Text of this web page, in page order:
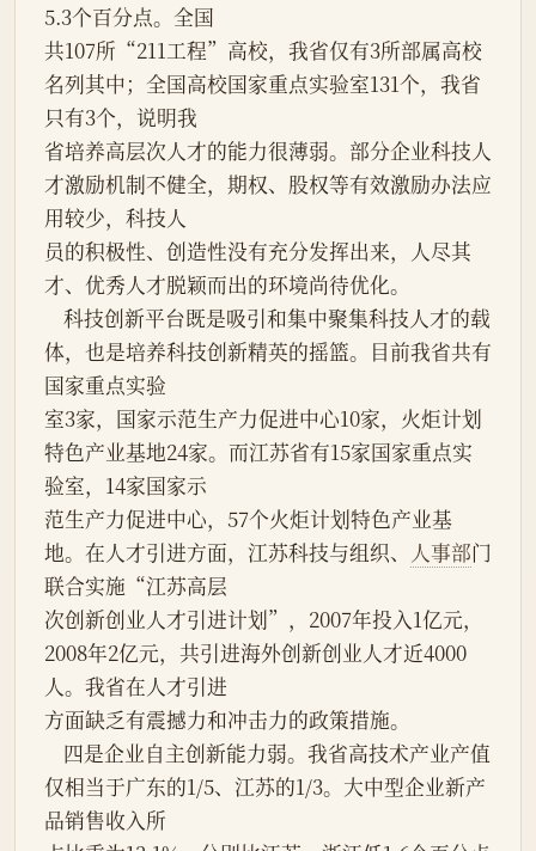
5.3个百分点。全国
共107所“211工程”高校，我省仅有3所部属高校
名列其中；全国高校国家重点实验室131个，我省
只有3个，说明我
省培养高层次人才的能力很薄弱。部分企业科技人
才激励机制不健全，期权、股权等有效激励办法应
用较少，科技人
员的积极性、创造性没有充分发挥出来，人尽其
才、优秀人才脱颖而出的环境尚待优化。
体，也是培养科技创新精英的摇篮。目前我省共有
国家重点实验
室3家，国家示范生产力促进中心10家，火炬计划
特色产业基地24家。而江苏省有15家国家重点实
验室，14家国家示
范生产力促进中心，57个火炬计划特色产业基
地。在人才引进方面，江苏科技与组织、
人事部门
联合实施“江苏高层
次创新创业人才引进计划”，2007年投入1亿元，
2008年2亿元，共引进海外创新创业人才近4000
人。我省在人才引进
方面缺乏有震撼力和冲击力的政策措施。
仅相当于广东的1/5、江苏的1/3。大中型企业新产
品销售收入所